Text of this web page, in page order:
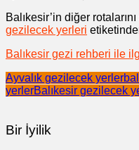
Balıkesir’in diğer
gezilecek yerleri
Balıkesir gezi rehberi ile
Ayvalık gezilecek yerler
yerlerBalıkesir gezilecek
Bir İyilik